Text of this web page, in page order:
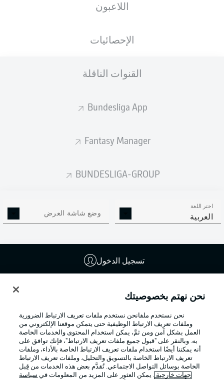
اللاعبون
الإحصائيات
القنوات الناقلة
Bundesliga App
Fantasy Manager
BUNDESLIGA-GROUP
اختر اللغة
العربية وضع شاشة العرض
تسجيل الدخول
Football as it's meant to be
نحن نهتم بخصوصيتك
نحن نستخدم ملفانحن نستخدم ملفات تعريف الارتباط الضرورية
وملفات تعريف الارتباط الوظيفية حتى يتمكن موقعنا الإلكتروني من
العمل بشكل آمن ومن ثمَّ، يمكن استخدام المحتوى والخدمات الخاصة
به. وبالنقر على "قبول جميع ملفات تعريف الارتباط"، فإنك توافق على
أنه يمكننا أيضًا استخدام ملفات تعريف الارتباط الخاصة بالأداء، وملفات
تعريف الارتباط الخاصة بالتسويق والتحليل، وملفات تعريف الارتباط
الخاصة بوسائل التواصل الاجتماعي. تُقدَّم بعض هذه الخدمات من قِبل
جهات خارجية . يمكن العثور على المزيد من المعلومات في سياسة